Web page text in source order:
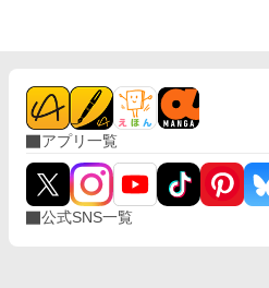
アプリ一覧
公式SNS一覧